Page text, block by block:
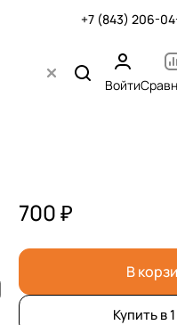
+7 (843) 206-
Войти
700 ₽
В
Купить в